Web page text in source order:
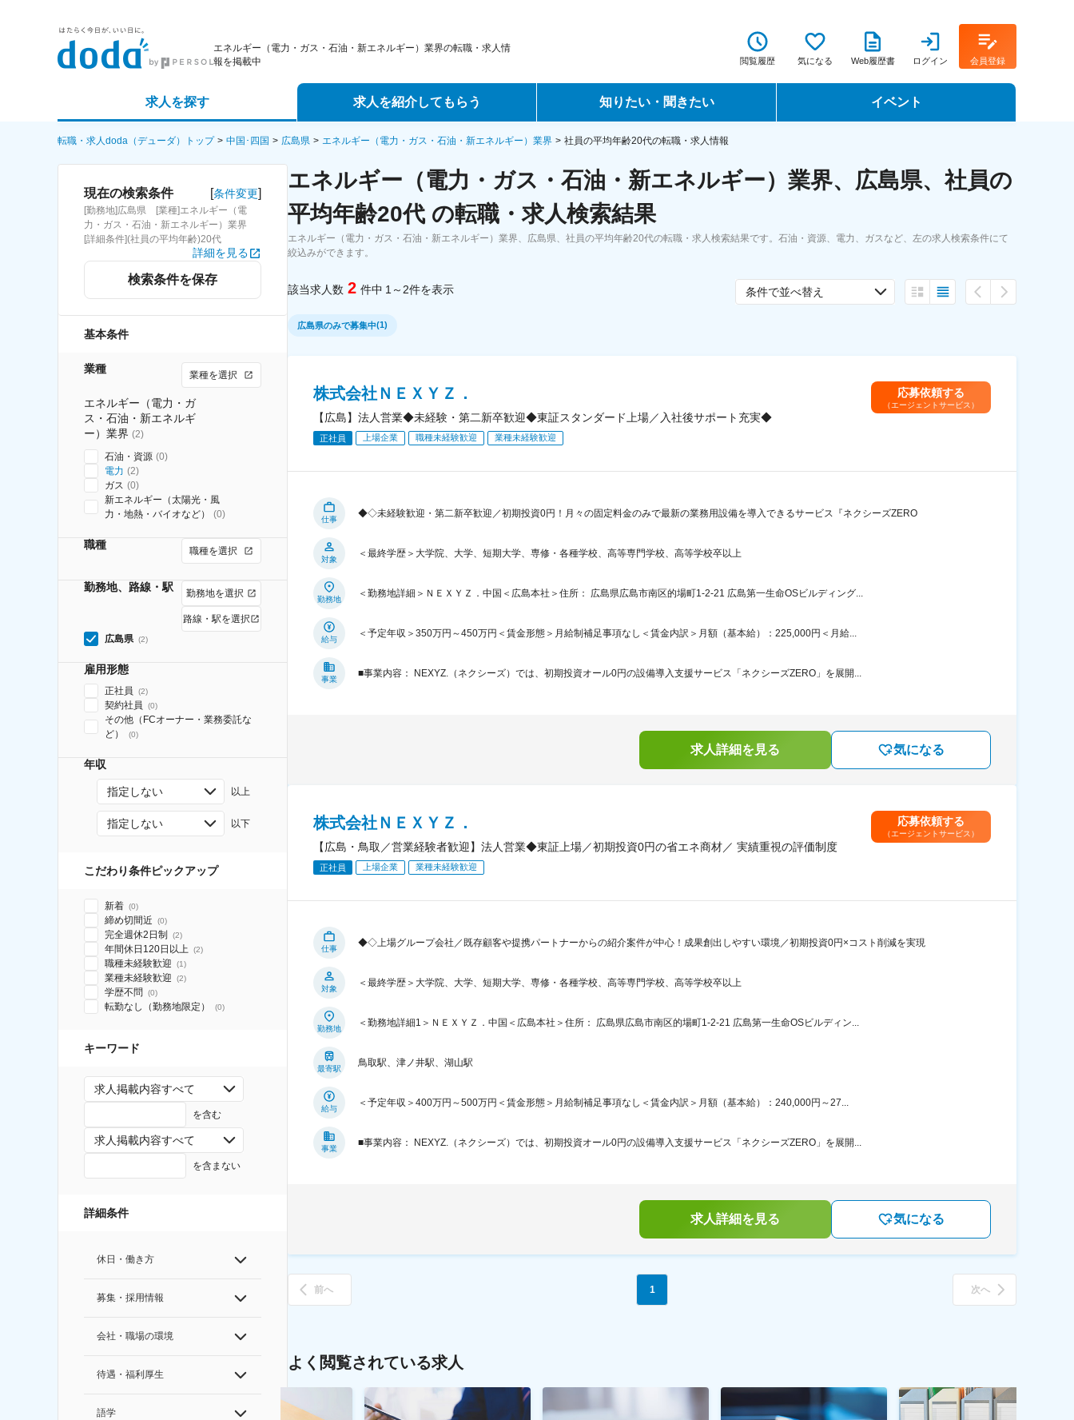
エネルギー（電力・ガス・石油・新エネルギー）業界の転職・求人情
報を掲載中
閲覧履歴 気になる Web履歴書 ログイン 会員登録
求人を探す
詳細条件から探す
求人特集から探す
求人を紹介してもらう
エージェントサービス
スカウトサービス
パートナーエージェントサービス
知りたい・聞きたい
転職ノウハウ
データで見る転職
コラム・インタビュー
イベント
転職フェア
転職・求人doda（デューダ）トップ 中国･四国 広島県 エネルギー（電力・ガス・石油・新エネルギー）業界 社員の平均年齢20代の転職・求人情報
現在の検索条件 [条件変更]
[勤務地]広島県 [業種]エネルギー（電
力・ガス・石油・新エネルギー）業界
[詳細条件](社員の平均年齢)20代
詳細を見る
検索条件を保存
基本条件
業種 業種を選択
エネルギー（電力・ガ
ス・石油・新エネルギ
ー）業界 (2)
石油・資源 (0)
電力 (2)
ガス (0)
新エネルギー（太陽光・風
力・地熱・バイオなど）
(0)
職種 職種を選択
勤務地、路線・駅 勤務地を選択
路線・駅を選択
広島県 (2)
雇用形態
正社員 (2)
契約社員 (0)
その他（FCオーナー・業務委託な
ど）
(0)
年収
指定しない 以上
指定しない 以下
こだわり条件ピックアップ
新着 (0)
締め切間近 (0)
完全週休2日制 (2)
年間休日120日以上 (2)
職種未経験歓迎 (1)
業種未経験歓迎 (2)
学歴不問 (0)
転勤なし（勤務地限定） (0)
キーワード
求人掲載内容すべて
を含む
求人掲載内容すべて
を含まない
詳細条件
休日・働き方
募集・採用情報
会社・職場の環境
待遇・福利厚生
語学
エネルギー（電力・ガス・石油・新エネルギー）業界、広島県、社員の
平均年齢20代 の転職・求人検索結果
エネルギー（電力・ガス・石油・新エネルギー）業界、広島県、社員の平均年齢20代の転職・求人検索結果です。石油・資源、電力、ガスなど、左の求人検索条件にて
絞込みができます。
該当求人数 2 件中 1～2件を表示 条件で並べ替え
広島県のみで募集中(1)
株式会社ＮＥＸＹＺ．
【広島】法人営業◆未経験・第二新卒歓迎◆東証スタンダード上場／入社後サポート充実◆
正社員 上場企業 職種未経験歓迎 業種未経験歓迎
応募依頼する
（エージェントサービス）
仕事
◆◇未経験歓迎・第二新卒歓迎／初期投資0円！月々の固定料金のみで最新の業務用設備を導入できるサービス『ネクシーズZERO
対象
＜最終学歴＞大学院、大学、短期大学、専修・各種学校、高等専門学校、高等学校卒以上
勤務地
＜勤務地詳細＞ＮＥＸＹＺ．中国＜広島本社＞住所： 広島県広島市南区的場町1-2-21 広島第一生命OSビルディング...
給与
＜予定年収＞350万円～450万円＜賃金形態＞月給制補足事項なし＜賃金内訳＞月額（基本給）：225,000円＜月給...
事業
■事業内容： NEXYZ.（ネクシーズ）では、初期投資オール0円の設備導入支援サービス「ネクシーズZERO」を展開...
求人詳細を見る 気になる
株式会社ＮＥＸＹＺ．
【広島・鳥取／営業経験者歓迎】法人営業◆東証上場／初期投資0円の省エネ商材／ 実績重視の評価制度
正社員 上場企業 業種未経験歓迎
応募依頼する
（エージェントサービス）
仕事
◆◇上場グループ会社／既存顧客や提携パートナーからの紹介案件が中心！成果創出しやすい環境／初期投資0円×コスト削減を実現
対象
＜最終学歴＞大学院、大学、短期大学、専修・各種学校、高等専門学校、高等学校卒以上
勤務地
＜勤務地詳細1＞ＮＥＸＹＺ．中国＜広島本社＞住所： 広島県広島市南区的場町1-2-21 広島第一生命OSビルディン...
最寄駅
鳥取駅、津ノ井駅、湖山駅
給与
＜予定年収＞400万円～500万円＜賃金形態＞月給制補足事項なし＜賃金内訳＞月額（基本給）：240,000円～27...
事業
■事業内容： NEXYZ.（ネクシーズ）では、初期投資オール0円の設備導入支援サービス「ネクシーズZERO」を展開...
求人詳細を見る 気になる
前へ 1 次へ
よく閲覧されている求人